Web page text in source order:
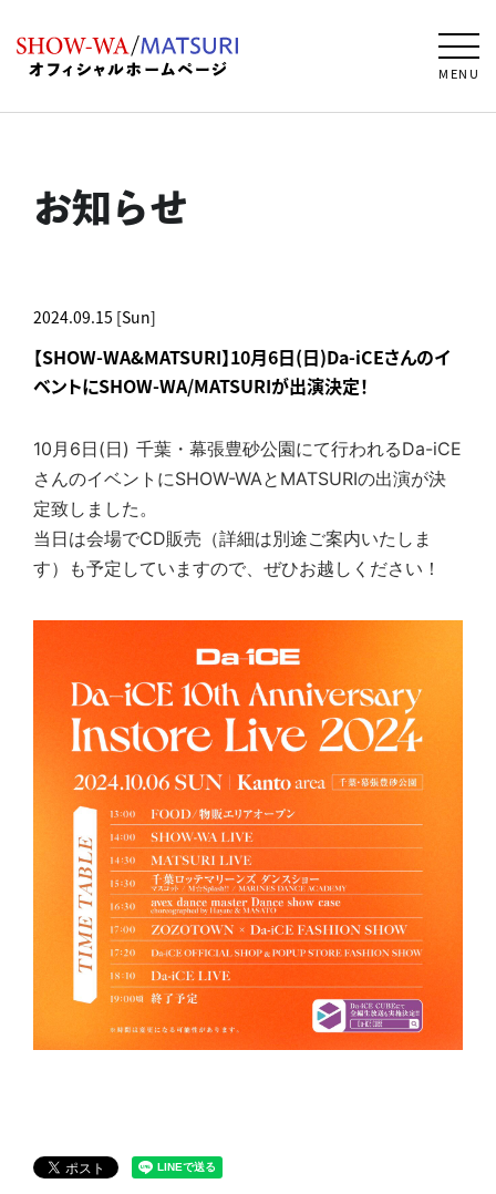
MENU
お知らせ
2024.09.15 [Sun]
【SHOW-WA&MATSURI】10月6日(日)Da-iCEさんのイ
ベントにSHOW-WA/MATSURIが出演決定！
10月6日(日) 千葉・幕張豊砂公園にて行われるDa-iCE
さんのイベントにSHOW-WAとMATSURIの出演が決
定致しました。
当日は会場でCD販売（詳細は別途ご案内いたしま
す）も予定していますので、ぜひお越しください！